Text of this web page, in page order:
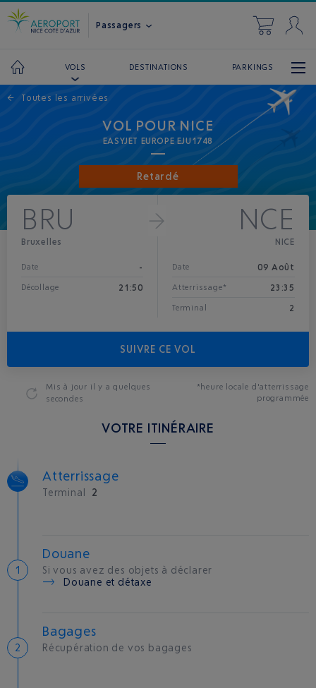
Passagers
VOLS DESTINATIONS PARKINGS
← Toutes les arrivées
VOL POUR NICE
EASYJET EUROPE EJU1748
Retardé
BRU
Bruxelles
Date -
Décollage 21:50
NCE
NICE
Date 09 Août
Atterrissage* 23:35
Terminal 2
SUIVRE CE VOL
Mis à jour il y a quelques
secondes
*heure locale d'atterrissage
programmée
VOTRE ITINÉRAIRE
Atterrissage
Terminal 2
Douane
Si vous avez des objets à déclarer
Douane et détaxe
Bagages
Récupération de vos bagages